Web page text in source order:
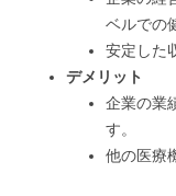
ベルでの
安定した
デメリット
企業の業
す。
他の医療